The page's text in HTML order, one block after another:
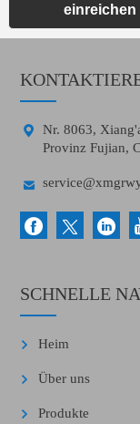
einreichen

Nr. 8063,
Provinz Fujian,

SCHNELLE
Heim
Über uns
Produkte